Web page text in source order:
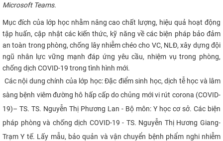
CỰU NGƯỜI HỌC
Microsoft Teams.
Mục đích của lớp học nhằm nâng cao chất lượng, hiệu quả hoạt động
tập huấn, cập nhật các kiến thức, kỹ năng về các biện pháp bảo đảm
an toàn trong phòng, chống lây nhiễm chéo cho VC, NLĐ,xây dựng đội
ngũ nhân lực vững mạnh đáp ứng yêu cầu, nhiệm vụ trong phòng,
chống dịch COVID-19 trong tình hình mới.
Các nội dung chính của lớp học:Đặc điểm sinh học, dịch tễ học và lâm
sàng bệnh viêm đường hô hấp cấp do chủng mới vi rút corona (COVID-
19)– TS. TS. Nguyễn Thị Phương Lan - Bộ môn: Y học cơ sở. Các biện
pháp phòng và chống dịch COVID-19 - TS. Nguyễn Thị Hương Giang-
Trạm Y tế. Lấy mẫu, bảo quản và vận chuyển bệnh phẩm nghi nhiễm